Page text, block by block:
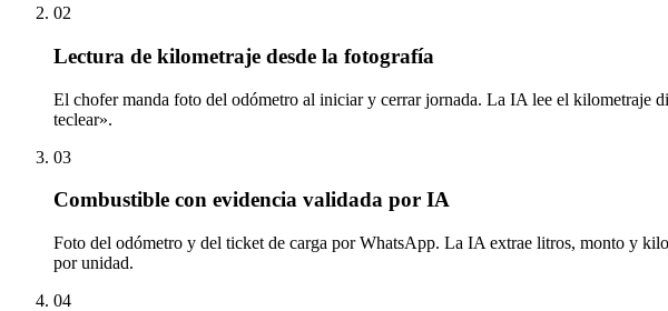
02
Lectura de kilometraje desde la fotografía
El chofer manda foto del odómetro al iniciar y cerrar jornada. La IA lee el kilometraje
teclear».
03
Combustible con evidencia validada por IA
Foto del odómetro y del ticket de carga por WhatsApp. La IA extrae litros, monto y
por unidad.
04